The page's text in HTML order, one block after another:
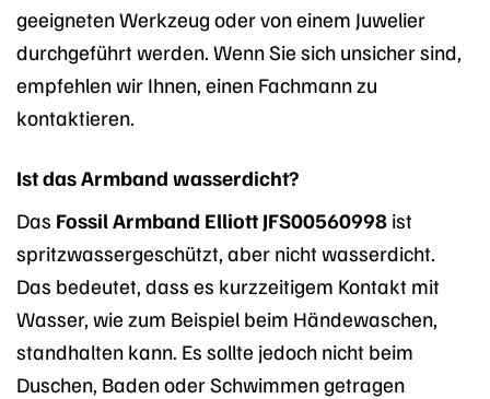
geeigneten Werkzeug oder von einem Juwelier
durchgeführt werden. Wenn Sie sich unsicher sind,
empfehlen wir Ihnen, einen Fachmann zu
kontaktieren.
Ist das Armband wasserdicht?
Das Fossil Armband Elliott JFS00560998 ist
spritzwassergeschützt, aber nicht wasserdicht.
Das bedeutet, dass es kurzzeitigem Kontakt mit
Wasser, wie zum Beispiel beim Händewaschen,
standhalten kann. Es sollte jedoch nicht beim
Duschen, Baden oder Schwimmen getragen